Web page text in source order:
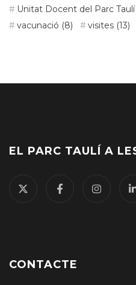
Unitat Docent del Parc Taulí
vacunació (8) visites (13)
EL PARC TAULÍ A
CONTACTE